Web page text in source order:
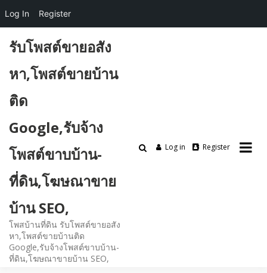
content
รับโพสต์ขายอสัง
หา,โพสต์ขายบ้าน
ติด
Google,รับจ้าง
โพสต์ขาบบ้าน-
ที่ดิน,โฆษณาขาย
บ้าน SEO,
โพสบ้านที่ดิน รับโพสต์ขายอสัง
หา,โพสต์ขายบ้านติด
Google,รับจ้างโพสต์ขาบบ้าน-
ที่ดิน,โฆษณาขายบ้าน SEO,
Log in Register
Log In Register